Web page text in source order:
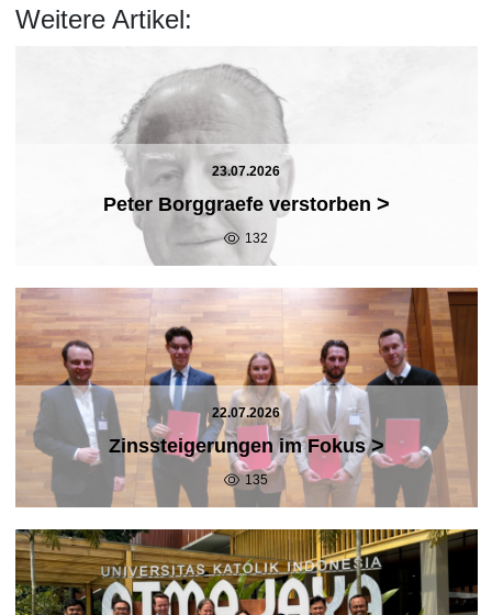
Weitere Artikel:
23.07.2026
Peter Borggraefe verstorben >
132
22.07.2026
Zinssteigerungen im Fokus>
135